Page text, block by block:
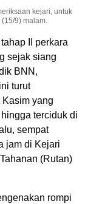
kejari, untuk
9) malam.
II perkara
sejak siang
BNN,
turut
yang
terciduk di
sempat
jam di Kejari
(Rutan)
rompi